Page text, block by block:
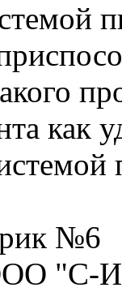
как
№6
"С-